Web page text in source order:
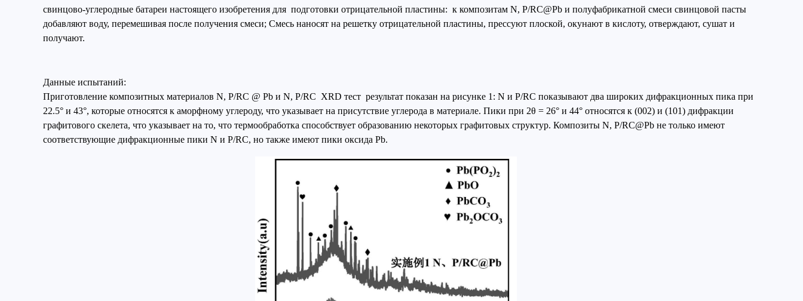
свинцово-углеродные батареи настоящего изобретения для подготовки отрицательной пластины: к композитам N, P/RC@Pb и полуфабрикатной смеси свинцовой пасты
добавляют воду, перемешивая после получения смеси; Смесь наносят на решетку отрицательной пластины, прессуют плоской, окунают в кислоту, отверждают, сушат и
получают.
Данные испытаний:
Приготовление композитных материалов N, P/RC @ Pb и N, P/RC XRD тест результат показан на рисунке 1: N и P/RC показывают два широких дифракционных пика при
22.5° и 43°, которые относятся к аморфному углероду, что указывает на присутствие углерода в материале. Пики при 2θ = 26° и 44° относятся к (002) и (101) дифракции
графитового скелета, что указывает на то, что термообработка способствует образованию некоторых графитовых структур. Композиты N, P/RC@Pb не только имеют
соответствующие дифракционные пики N и P/RC, но также имеют пики оксида Pb.